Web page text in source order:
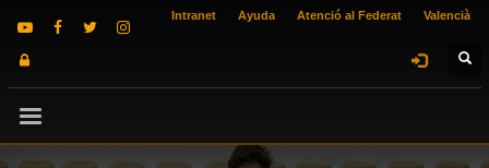
Intranet Ayuda Atenció al Federat Valencià